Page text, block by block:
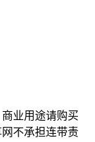
业用途请购买
不承担连带责